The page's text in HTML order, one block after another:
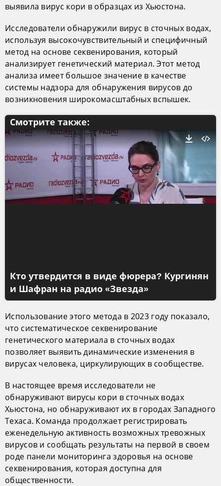
выявила вирус кори в образцах из Хьюстона.
Исследователи обнаружили вирус в сточных водах,
используя высокочувствительный и специфичный
метод на основе секвенирования, который
анализирует генетический материал. Этот метод
анализа имеет большое значение в качестве
системы надзора для обнаружения вирусов до
возникновения широкомасштабных вспышек.
Смотрите также:
Кто утвердится в виде фюрера? Кургинян
и Шафран на радио «Звезда»
Использование этого метода в 2023 году показало,
что систематическое секвенирование
генетического материала в сточных водах
позволяет выявить динамические изменения в
вирусах человека, циркулирующих в сообществе.
В настоящее время исследователи не
обнаруживают вирусы кори в сточных водах
Хьюстона, но обнаруживают их в городах Западного
Техаса. Команда продолжает регистрировать
еженедельную активность возможных тревожных
вирусов и сообщать результаты на первой в своем
роде панели мониторинга здоровья на основе
секвенирования, которая доступна для
общественности.